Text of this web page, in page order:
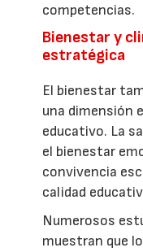
competencias.
Bienestar y
estratégica
El bienestar
una dimensión
educativo. La
el bienestar
convivencia
calidad
Numerosos
muestran que